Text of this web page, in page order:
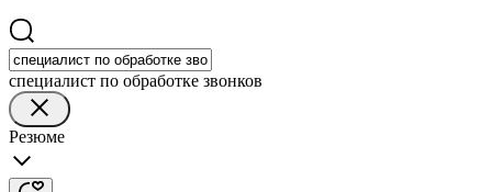
специалист по обработке звонков
Резюме